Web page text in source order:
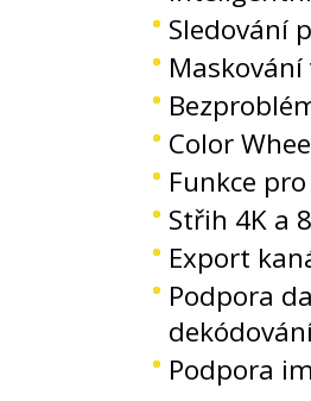
Sledování
Maskování
Color
Funkce
Střih 4K a
Export
Podpora
Podpora